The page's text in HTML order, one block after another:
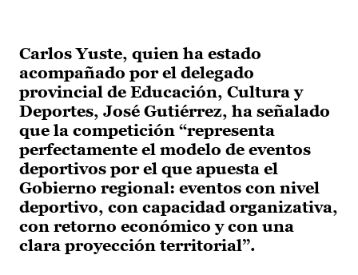
Carlos Yuste, quien ha estado
acompañado por el delegado
provincial de Educación, Cultura y
Deportes, José Gutiérrez, ha señalado
que la competición “representa
perfectamente el modelo de eventos
deportivos por el que apuesta el
Gobierno regional: eventos con nivel
deportivo, con capacidad organizativa,
con retorno económico y con una
clara proyección territorial”.